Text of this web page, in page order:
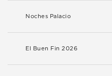
Noches Palacio
El Buen Fin 2026